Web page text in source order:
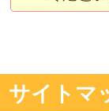
サイトマ